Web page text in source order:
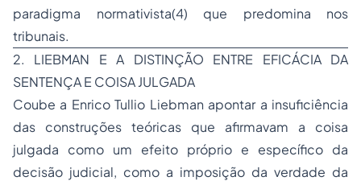
paradigma normativista(4) que predomina nos
tribunais.
2. LIEBMAN E A DISTINÇÃO ENTRE EFICÁCIA DA
SENTENÇA E COISA JULGADA
Coube a Enrico Tullio Liebman apontar a insuficiência
das construções teóricas que afirmavam a coisa
julgada como um efeito próprio e específico da
decisão judicial, como a imposição da verdade da